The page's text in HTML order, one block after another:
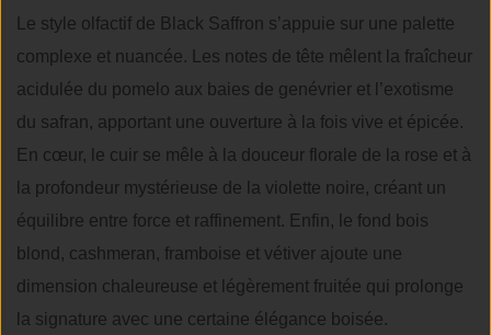
Le style olfactif de Black Saffron s’appuie sur une palette
complexe et nuancée. Les notes de tête mêlent la fraîcheur
acidulée du pomelo aux baies de genévrier et l’exotisme
du safran, apportant une ouverture à la fois vive et épicée.
En cœur, le cuir se mêle à la douceur florale de la rose et à
la profondeur mystérieuse de la violette noire, créant un
équilibre entre force et raffinement. Enfin, le fond bois
blond, cashmeran, framboise et vétiver ajoute une
dimension chaleureuse et légèrement fruitée qui prolonge
la signature avec une certaine élégance boisée.